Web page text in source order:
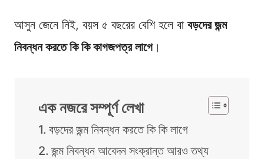
আসুন জেনে নিই, বয়স ৫ বছরের বেশি হলে বা বড়দের জন্ম
নিবন্ধন করতে কি কি কাগজপত্র লাগে।
এক নজরে সম্পূর্ণ লেখা
বড়দের জন্ম নিবন্ধন করতে কি কি লাগে
জন্ম নিবন্ধন আবেদন সংক্রান্ত আরও তথ্য